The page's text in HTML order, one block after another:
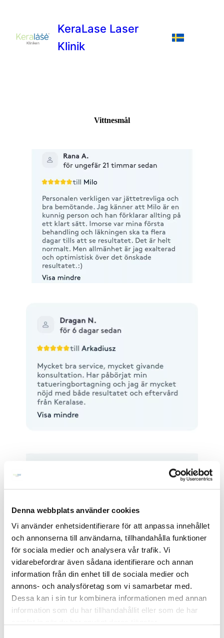
Denna webbplats använder cookies
Vi använder enhetsidentifierare för att anpassa innehållet
och annonserna till användarna, tillhandahålla funktioner
för sociala medier och analysera vår trafik. Vi
vidarebefordrar även sådana identifierare och annan
information från din enhet till de sociala medier och
annons- och analysföretag som vi samarbetar med.
Dessa kan i sin tur kombinera informationen med annan
information som du har tillhandahållit eller som de har
KeraLase Laser
Klinik
Vittnesmål